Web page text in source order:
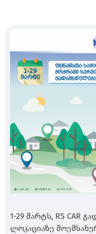
1-29 მარტს, RS CAR
ლოკაციაზე